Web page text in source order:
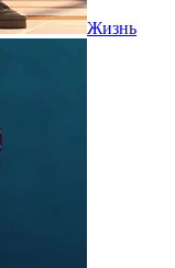
Жизнь